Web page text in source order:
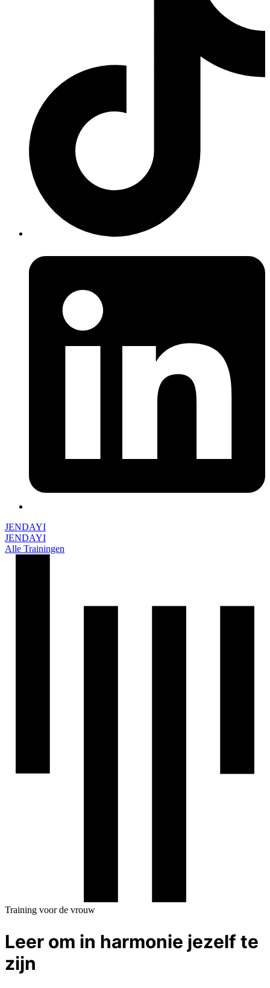
JENDAYI
JENDAYI
Alle Trainingen
Training voor de vrouw
Leer om in harmonie jezelf te
zijn